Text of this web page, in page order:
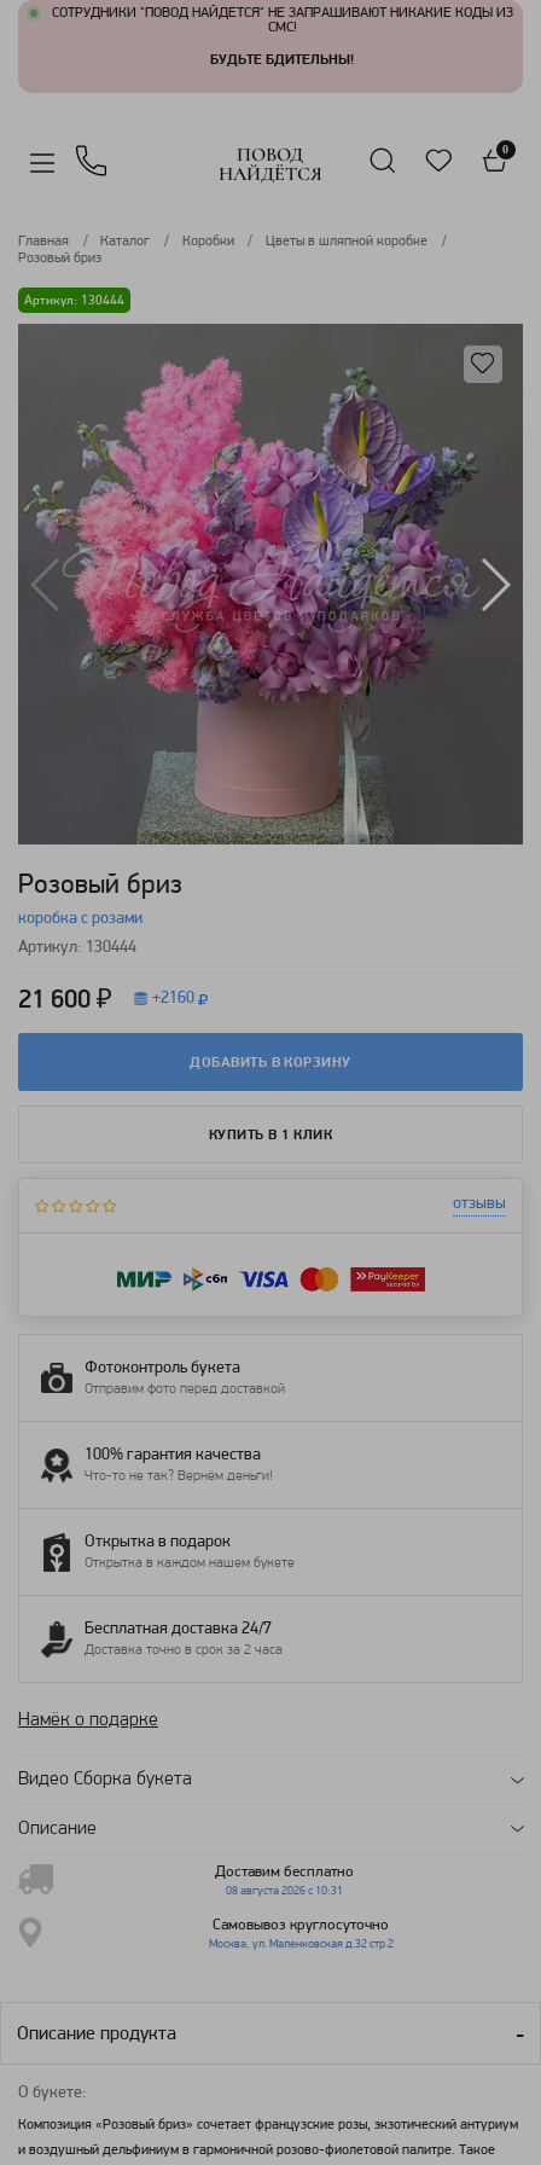
СОТРУДНИКИ "ПОВОД НАЙДЕТСЯ" НЕ ЗАПРАШИВАЮТ НИКАКИЕ КОДЫ ИЗ
СМС!
БУДЬТЕ БДИТЕЛЬНЫ!
ПОВОД
НАЙДЁТСЯ
0
Главная Каталог Коробки
Цветы в шляпной коробке
Розовый бриз
Артикул: 130444
Розовый бриз
коробка с розами
Артикул: 130444
21 600 ₽ +2160
ДОБАВИТЬ В КОРЗИНУ
КУПИТЬ В 1 КЛИК
отзывы
Фотоконтроль букета
Отправим фото перед доставкой
100% гарантия качества
Что-то не так? Вернём деньги!
Открытка в подарок
Открытка в каждом нашем букете
Бесплатная доставка 24/7
Доставка точно в срок за 2 часа
Намёк о подарке
Видео Сборка букета
Описание
Доставим бесплатно
08 августа 2026 с 10:31
Самовывоз круглосуточно
Москва, ул. Маленковская д.32 стр.2
Описание продукта
О букете:
Композиция «Розовый бриз» сочетает французские розы, экзотический антуриум
и воздушный дельфиниум в гармоничной розово-фиолетовой палитре. Такое